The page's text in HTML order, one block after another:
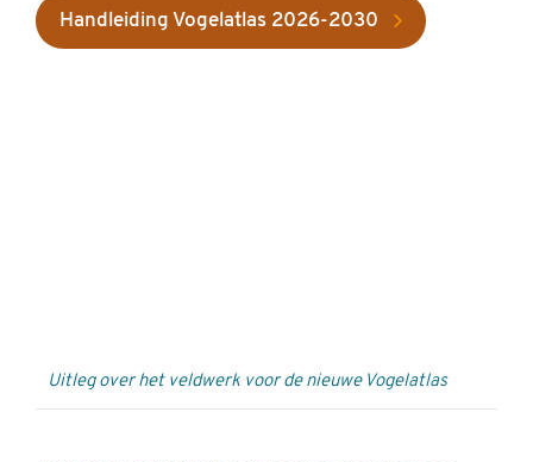
Handleiding Vogelatlas 2026-2030
Uitleg over het veldwerk voor de nieuwe Vogelatlas